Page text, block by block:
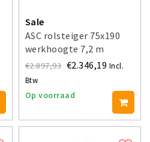
Sale
ASC rolsteiger 75x190
werkhoogte 7,2 m
€2.897,93 €2.346,19 Incl.
Btw
Op voorraad